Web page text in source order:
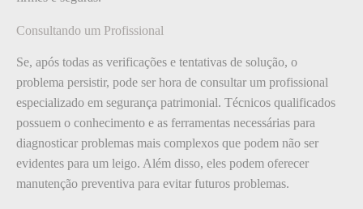
Consultando um Profissional
Se, após todas as verificações e tentativas de solução, o
problema persistir, pode ser hora de consultar um profissional
especializado em segurança patrimonial. Técnicos qualificados
possuem o conhecimento e as ferramentas necessárias para
diagnosticar problemas mais complexos que podem não ser
evidentes para um leigo. Além disso, eles podem oferecer
manutenção preventiva para evitar futuros problemas.